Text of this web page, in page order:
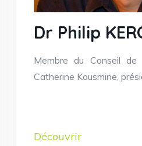
Dr Philip
Membre du Conseil
Catherine Kousmine,
Découvrir